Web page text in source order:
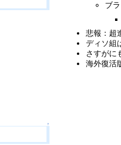
↑
ブ
悲報：超
ディソ組
さすがに
海外復活